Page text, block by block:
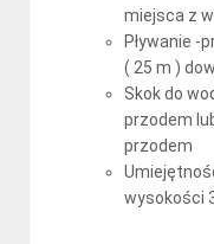
miejsca z
Pływanie -
( 25 m )
Skok do
przodem
przodem
wysokości